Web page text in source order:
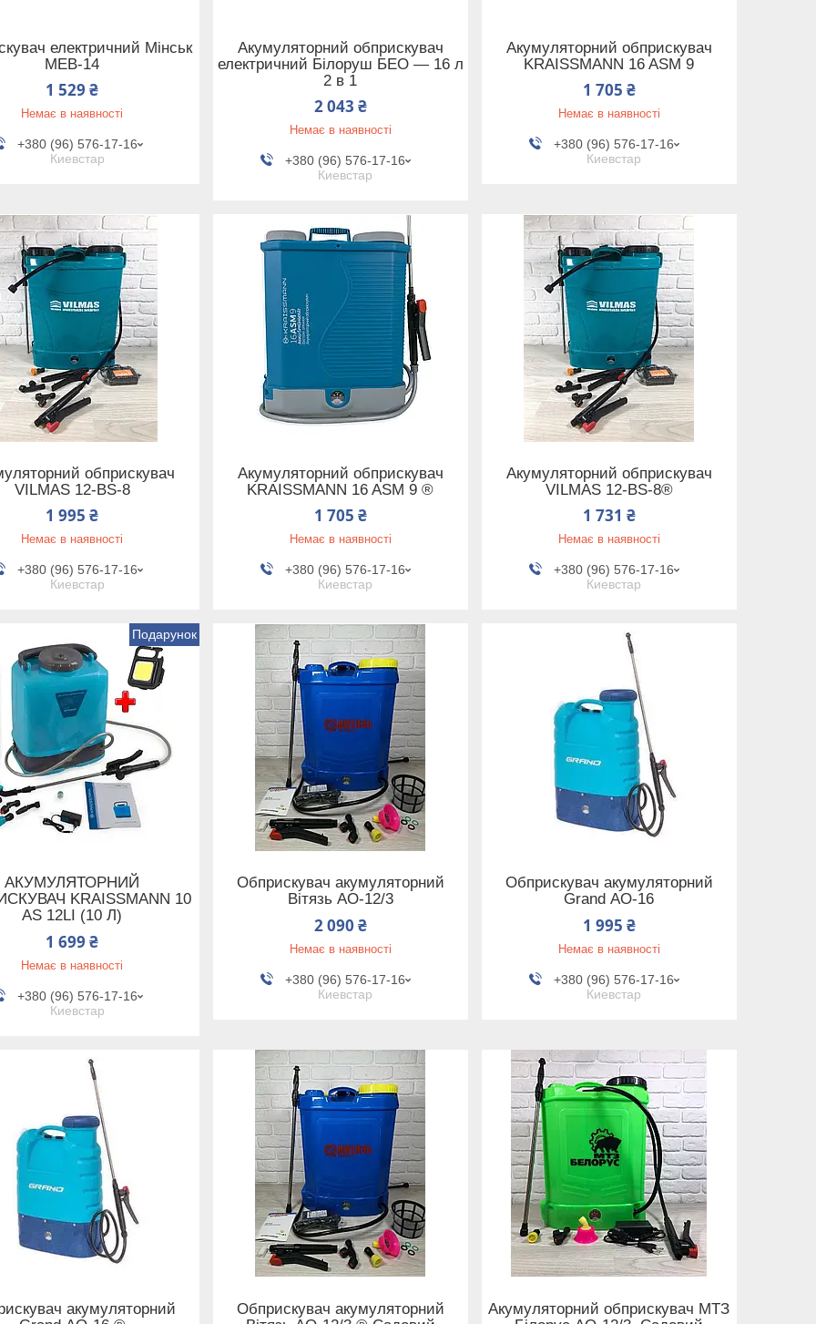
електричний Мінськ
МЕВ-14
1 529 ₴
Немає в наявності
+380 (96) 576-17-16
Киевстар
Акумуляторний обприскувач
електричний Білоруш БЕО — 16 л
2 в 1
2 043 ₴
Немає в наявності
+380 (96) 576-17-16
Киевстар
Акумуляторний обприскувач
KRAISSMANN 16 ASM 9
1 705 ₴
Немає в наявності
+380 (96) 576-17-16
Киевстар
обприскувач
VILMAS 12-BS-8
1 995 ₴
Немає в наявності
+380 (96) 576-17-16
Киевстар
Акумуляторний обприскувач
KRAISSMANN 16 ASM 9 ®
1 705 ₴
Немає в наявності
+380 (96) 576-17-16
Киевстар
Акумуляторний обприскувач
VILMAS 12-BS-8®
1 731 ₴
Немає в наявності
+380 (96) 576-17-16
Киевстар
Подарунок
АКУМУЛЯТОРНИЙ
KRAISSMANN 10
AS 12LI (10 Л)
1 699 ₴
Немає в наявності
+380 (96) 576-17-16
Киевстар
Обприскувач акумуляторний
Вітязь АО-12/3
2 090 ₴
Немає в наявності
+380 (96) 576-17-16
Киевстар
Обприскувач акумуляторний
Grand АО-16
1 995 ₴
Немає в наявності
+380 (96) 576-17-16
Киевстар
акумуляторний
Обприскувач акумуляторний
Акумуляторний обприскувач МТЗ